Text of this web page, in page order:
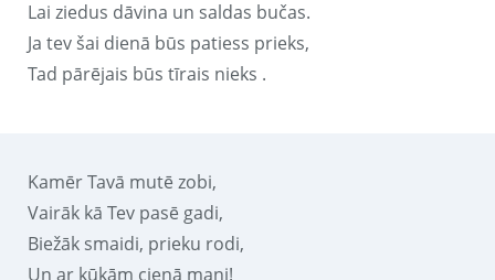
Lai ziedus dāvina un saldas bučas.
Ja tev šai dienā būs patiess prieks,
Tad pārējais būs tīrais nieks .
Kamēr Tavā mutē zobi,
Vairāk kā Tev pasē gadi,
Biežāk smaidi, prieku rodi,
Un ar kūkām cienā mani!